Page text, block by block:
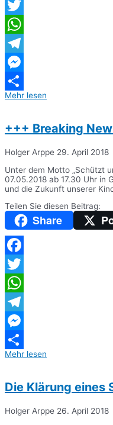
Facebook
Twitter
WhatsApp
Telegram
Messenger
Teilen
Mehr lesen
+++ Breaking
Holger Arppe 29. April 2018
Unter dem Motto „Schützt
07.05.2018 ab 17.30 Uhr in
und die Zukunft unserer
Teilen Sie diesen Beitrag:
Share
Facebook
Twitter
WhatsApp
Telegram
Messenger
Teilen
Mehr lesen
Die Klärung eines
Holger Arppe 26. April 2018